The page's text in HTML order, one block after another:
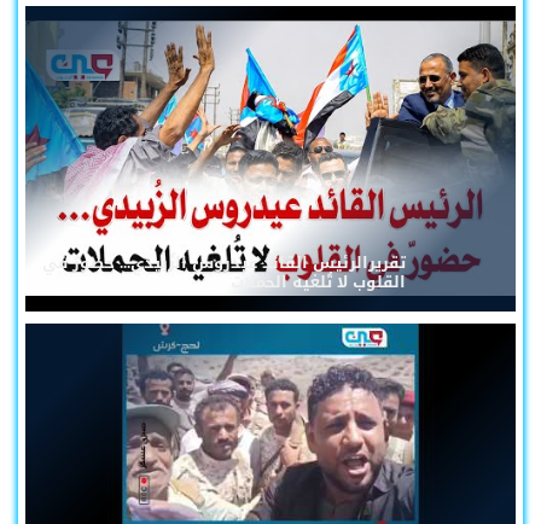
تقريرالرئيس القائد عيدروس الزُبيدي... حضورٌ في
القلوب لا تُلغيه الحملات